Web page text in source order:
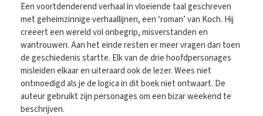
Een voortdenderend verhaal in vloeiende taal geschreven
met geheimzinnige verhaallijnen, een ‘roman’ van Koch. Hij
creëert een wereld vol onbegrip, misverstanden en
wantrouwen. Aan het einde resten er meer vragen dan toen
de geschiedenis startte. Elk van de drie hoofdpersonages
misleiden elkaar en uiteraard ook de lezer. Wees niet
ontmoedigd als je de logica in dit boek niet ontwaart. De
auteur gebruikt zijn personages om een bizar weekend te
beschrijven.